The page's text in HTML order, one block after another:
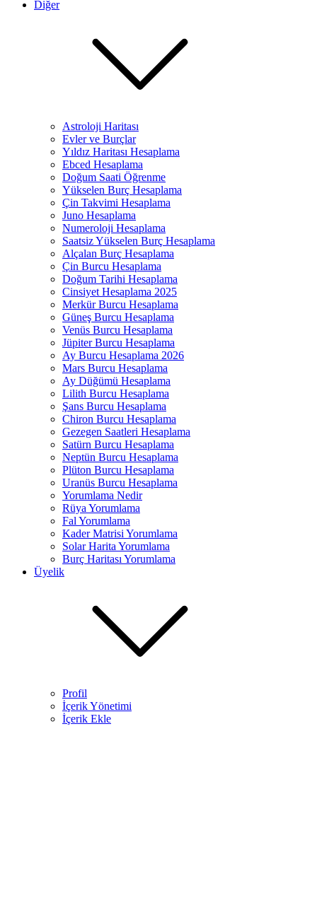
Diğer
Astroloji Haritası
Evler ve Burçlar
Yıldız Haritası Hesaplama
Ebced Hesaplama
Doğum Saati Öğrenme
Yükselen Burç Hesaplama
Çin Takvimi Hesaplama
Juno Hesaplama
Numeroloji Hesaplama​
Saatsiz Yükselen Burç Hesaplama
Alçalan Burç Hesaplama
Çin Burcu Hesaplama
Doğum Tarihi Hesaplama
Cinsiyet Hesaplama 2025
Merkür Burcu Hesaplama
Güneş Burcu Hesaplama
Venüs Burcu Hesaplama
Jüpiter Burcu Hesaplama
Ay Burcu Hesaplama 2026
Mars Burcu Hesaplama
Ay Düğümü Hesaplama
Lilith Burcu Hesaplama
Şans Burcu Hesaplama
Chiron Burcu Hesaplama
Gezegen Saatleri Hesaplama
Satürn Burcu Hesaplama
Neptün Burcu Hesaplama
Plüton Burcu Hesaplama
Uranüs Burcu Hesaplama
Yorumlama Nedir
Rüya Yorumlama​
Fal Yorumlama
Kader Matrisi Yorumlama​
Solar Harita Yorumlama​
Burç Haritası Yorumlama
Üyelik
Profil
İçerik Yönetimi
İçerik Ekle